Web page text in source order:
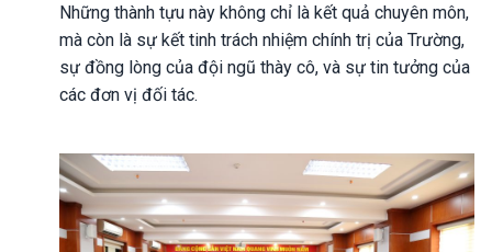
Những thành tựu này không chỉ là kết quả chuyên môn,
mà còn là sự kết tinh trách nhiệm chính trị của Trường,
sự đồng lòng của đội ngũ thày cô, và sự tin tưởng của
các đơn vị đối tác.